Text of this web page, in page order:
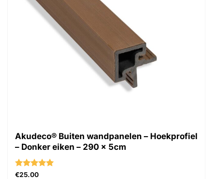
Akudeco® Buiten wandpanelen – Hoekprofiel
– Donker eiken – 290 x 5cm
Gewaardeerd
€25.00